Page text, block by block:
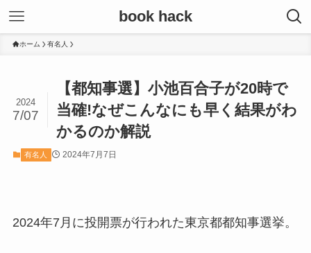
book hack
ホーム 有名人
【都知事選】小池百合子が20時で
当確!なぜこんなにも早く結果がわ
かるのか解説
2024
7/07
有名人 2024年7月7日
2024年7月に投開票が行われた東京都都知事選挙。